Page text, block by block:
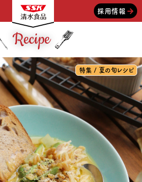
採用情報
Recipe
特集 / 夏の旬レシピ